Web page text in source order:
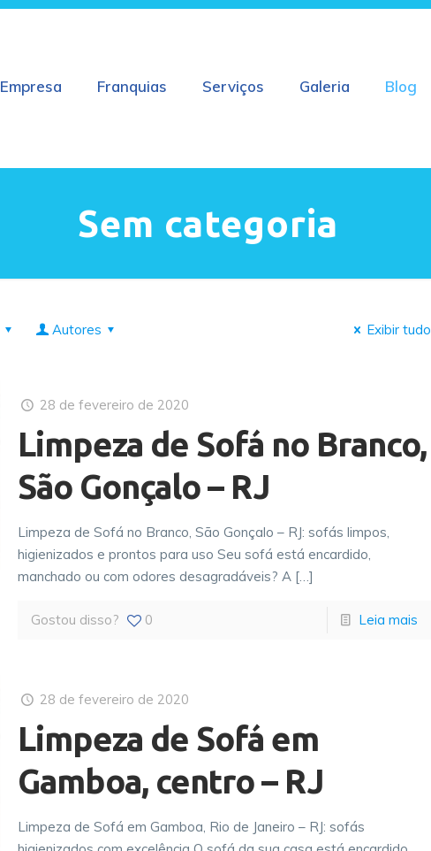
Empresa Franquias Serviços Galeria Blog
Sem categoria
Autores Exibir tudo
28 de fevereiro de 2020
Limpeza de Sofá no Branco,
São Gonçalo – RJ
Limpeza de Sofá no Branco, São Gonçalo – RJ: sofás limpos,
higienizados e prontos para uso Seu sofá está encardido,
manchado ou com odores desagradáveis? A […]
Gostou disso? 0 Leia mais
28 de fevereiro de 2020
Limpeza de Sofá em
Gamboa, centro – RJ
Limpeza de Sofá em Gamboa, Rio de Janeiro – RJ: sofás